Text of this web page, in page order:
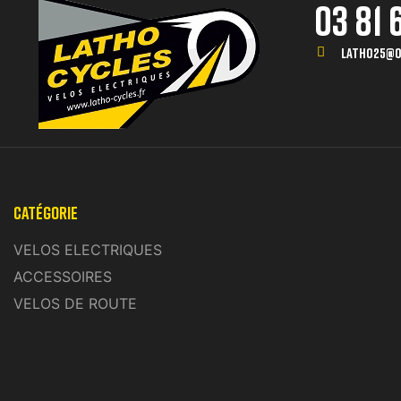
03 81
Catégorie
VELOS ELECTRIQUES
ACCESSOIRES
VELOS DE ROUTE